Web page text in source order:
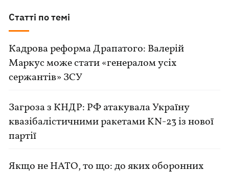
Статті по темі
Кадрова реформа Драпатого: Валерій
Маркус може стати «генералом усіх
сержантів» ЗСУ
Загроза з КНДР: РФ атакувала Україну
квазібалістичними ракетами KN-23 із нової
партії
Якщо не НАТО, то що: до яких оборонних